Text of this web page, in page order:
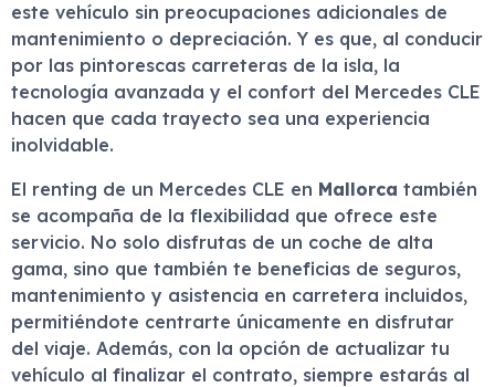
este vehículo sin preocupaciones adicionales de
mantenimiento o depreciación. Y es que, al conducir
por las pintorescas carreteras de la isla, la
tecnología avanzada y el confort del Mercedes CLE
hacen que cada trayecto sea una experiencia
inolvidable.
El renting de un Mercedes CLE en Mallorca también
se acompaña de la flexibilidad que ofrece este
servicio. No solo disfrutas de un coche de alta
gama, sino que también te beneficias de seguros,
mantenimiento y asistencia en carretera incluidos,
permitiéndote centrarte únicamente en disfrutar
del viaje. Además, con la opción de actualizar tu
vehículo al finalizar el contrato, siempre estarás al